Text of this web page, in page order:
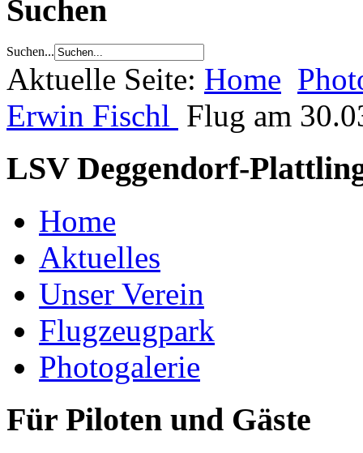
Suchen
Suchen...
Aktuelle Seite: Home
Erwin Fischl Flug am
LSV Deggendorf-
Home
Aktuelles
Unser Verein
Flugzeugpark
Photogalerie
Für Piloten und Gäste